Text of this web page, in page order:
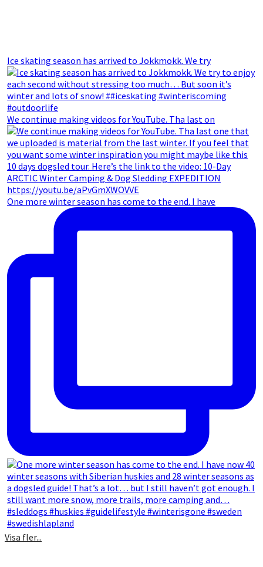
Ice skating season has arrived to Jokkmokk. We try
We continue making videos for YouTube. Tha last on
One more winter season has come to the end. I have
Visa fler...